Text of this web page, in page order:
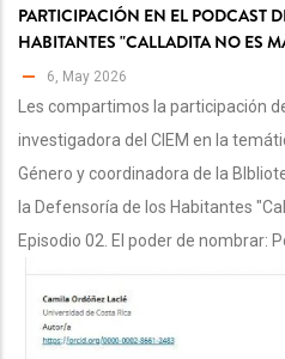
PARTICIPACIÓN EN EL PODCAST
HABITANTES "CALLADITA NO ES
6, May 2026
Les compartimos la participación
investigadora del CIEM en la
Género y coordinadora de la
la Defensoría de los Habitantes
Episodio 02. El poder de nombrar: